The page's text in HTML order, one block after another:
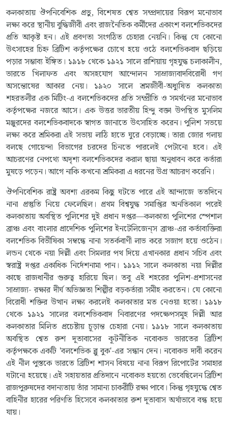
কলকাতায় ঔপনিবেশিক প্রভু, বিশেষত শ্বেত সম্প্রদায়ের বিরূপ মনোভাব
লক্ষ্য করে স্থানীয় বুদ্ধিজীবী এবং রাজনৈতিক কর্মীদের একাংশ বলশেভিকদের
প্রতি আকৃষ্ট হন। এই প্রবণতা সংগঠিত চেহারা নেয়নি। কিন্তু যে কোনো
উৎসাহের চিহ্ন ব্রিটিশ কর্তৃপক্ষের চোখে হয়ে ওঠে বলশেভিকবাদ ছড়িয়ে
পড়ার সম্ভাব্য ইঙ্গিত। ১৯১৮ থেকে ১৯২১ সালে রাশিয়ায় গৃহযুদ্ধ চলাকালীন,
ভারতে খিলাফত এবং অসহযোগ আন্দোলন সাম্রাজ্যবাদবিরোধী গণ
অসন্তোষের আকার নেয়। ১৯২০ সালে শ্রমজীবী-অধ্যুষিত কলকাতা
শহরতলীর এক মিটিং-এ বলশেভিকদের প্রতি সম্প্রীতি ও সমর্থনের মনোভাব
কর্তৃপক্ষের নজরে আসে। এক উত্তর ভারতীয় হিন্দু বক্তা উপস্থিত মুসলিম
মঞ্জুরদের বলশেভিকবাদকে স্বাগত জানাতে উৎসাহিত করেন। পুলিশ সভয়ে
লক্ষ্য করে শ্রমিকরা এই সভায় লাঠি হাতে ঘুরে বেড়াচ্ছে। তারা জোর গলায়
বলছে গোয়েন্দা বিভাগের চরদের চিনতে পারলেই পেটানো হবে। এই
আচরণের নেপথ্যে অদৃশ্য বলশেভিকদের করাল ছায়া অনুধাবন করে কর্তারা
মুষড়ে পড়েন। আগে নাকি কখনো শ্রমিকরা এ ধরনের উগ্র আচরণ করেনি।
ঔপনিবেশিক রাষ্ট্র অবশ্য এরকম কিছু ঘটতে পারে এই আন্দাজে ততদিনে
নানা প্রস্তুতি নিয়ে ফেলেছিল। প্রথম বিশ্বযুদ্ধ সমাপ্তির অনতিকাল পরেই
কলকাতায় অবস্থিত পুলিশের দুই প্রধান দপ্তর—কলকাতা পুলিশের স্পেশাল
ব্রাঞ্চ এবং বাংলার প্রাদেশিক পুলিশের ইনটেলিজেন্‌স ব্রাঞ্চ-এর কর্তাব্যক্তিরা
বলশেভিক বিভীষিকা সম্বন্ধে নানা সতর্কবাণী লাভ করে সজাগ হয়ে ওঠেন।
লন্ডন থেকে নয়া দিল্লী এবং সিমলার পথ দিয়ে এখানকার প্রধান সচিব এবং
স্বরাষ্ট্র দপ্তর একাধিক নির্দেশনামা পান। ১৯১২ সালে কলকাতা নয়া দিল্লীর
কাছে রাজধানীর গুরুত্ব হারিয়ে ছিল। তবু এই শহরের পুলিশ-প্রশাসনের
সাম্রাজ্য- রক্ষার দীর্ঘ অভিজ্ঞতা শিল্পীর বড়কর্তারা সমীহ করতেন। যে কোনো
বিরোধী শক্তির উত্থান লক্ষ্য করলেই কলকাতার মত নেওয়া হতো। ১৯১৮
থেকে ১৯২১ সালের বলশেভিকবাদ নিবারণের পদক্ষেপসমূহ দিল্লী আর
কলকাতার মিলিত প্রচেষ্টায় চূড়ান্ত চেহারা নেয়। ১৯১৮ সালে কলকাতায়
অবস্থিত শ্বেত রুশ দূতাবাসের কূটনীতিক নবোকভ ভারতের ব্রিটিশ
কর্তৃপক্ষকে একটি 'বলশেভিক ব্লু বুক'-এর সন্ধান দেন। নবোকভ দাবী করেন
এই নীল পুস্তকে ভারতে ব্রিটিশ শাসন বিষয়ে নানা বিরূপ রিপোর্টের সমাহার
ঘটানো হয়েছে। এই সহায়তার প্রতিদানে নবোকভ হয়তো ভেবেছিলেন ব্রিটিশ
রাজপুরুষদের বদান্যতায় তাঁর সামান্য চাকরীটি রক্ষা পাবে। কিন্তু গৃহযুদ্ধে শ্বেত
বাহিনীর হারের পরিণতি হিসেবে কলকাতার রুশ দূতাবাস অর্থাভাবে বন্ধ হয়ে
যায়।